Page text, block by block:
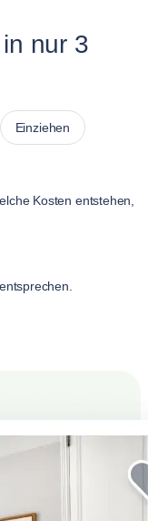
nur 3
Einziehen
Kosten entstehen,